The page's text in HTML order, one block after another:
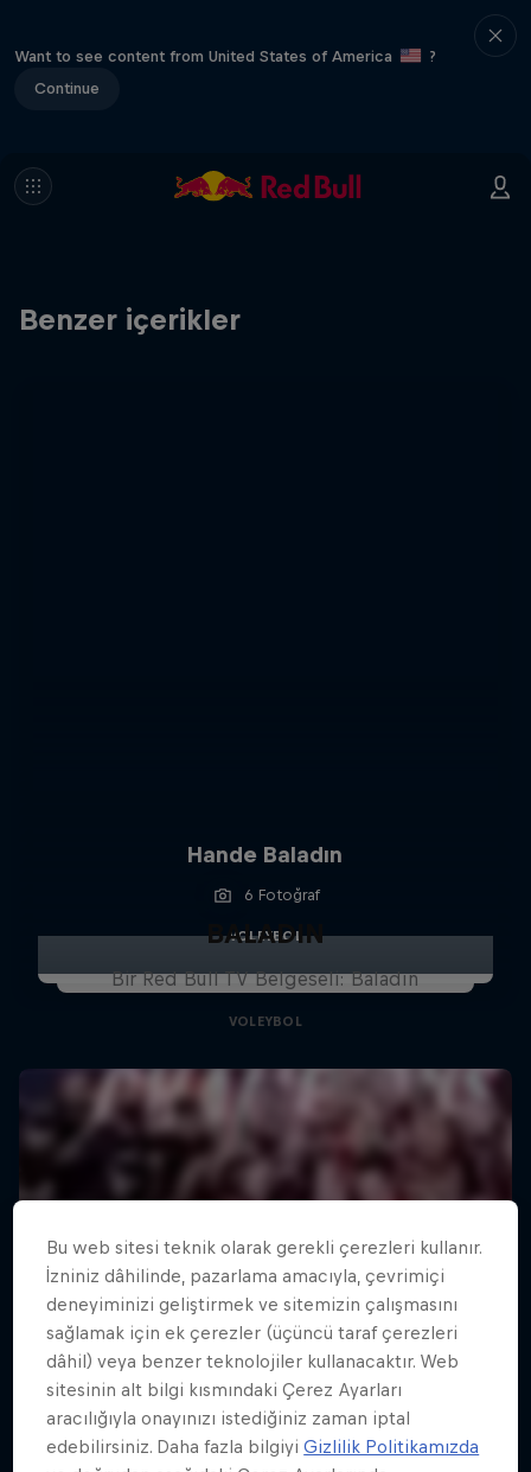
Want to see content from United States of America
?
Continue
Benzer içerikler
Hande Baladın
6 Fotoğraf
VOLEYBOL
BALADIN
Bir Red Bull TV Belgeseli: Baladın
VOLEYBOL
Bu web sitesi teknik olarak gerekli çerezleri kullanır.
İzniniz dâhilinde, pazarlama amacıyla, çevrimiçi
deneyiminizi geliştirmek ve sitemizin çalışmasını
sağlamak için ek çerezler (üçüncü taraf çerezleri
dâhil) veya benzer teknolojiler kullanacaktır. Web
sitesinin alt bilgi kısmındaki Çerez Ayarları
aracılığıyla onayınızı istediğiniz zaman iptal
edebilirsiniz. Daha fazla bilgiyiGizlilik Politikamızda